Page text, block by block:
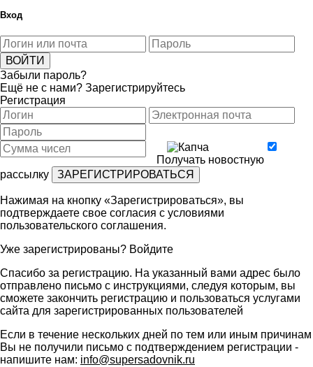
Вход
Забыли пароль?
Ещё не с нами? Зарегистрируйтесь
Регистрация
Получать новостную
рассылку
Нажимая на кнопку «Зарегистрироваться», вы
подтверждаете свое согласия с условиями
пользовательского соглашения.
Уже зарегистрированы? Войдите
Спасибо за регистрацию. На указанный вами адрес было
отправлено письмо с инструкциями, следуя которым, вы
сможете закончить регистрацию и пользоваться услугами
сайта для зарегистрированных пользователей
Если в течение нескольких дней по тем или иным причинам
Вы не получили письмо с подтверждением регистрации -
напишите нам: info@supersadovnik.ru